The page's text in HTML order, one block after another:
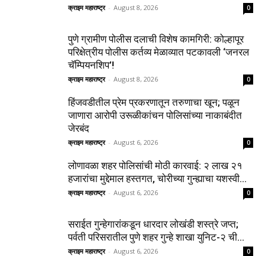
क्राइम महाराष्ट्र - August 8, 2026 0
पुणे ग्रामीण पोलीस दलाची विशेष कामगिरी: कोल्हापूर
परिक्षेत्रीय पोलीस कर्तव्य मेळाव्यात पटकावली ‘जनरल
चॅम्पियनशिप’!
क्राइम महाराष्ट्र - August 8, 2026 0
हिंजवडीतील प्रेम प्रकरणातून तरुणाचा खून; पळून
जाणारा आरोपी उरूळीकांचन पोलिसांच्या नाकाबंदीत
जेरबंद
क्राइम महाराष्ट्र - August 6, 2026 0
लोणावळा शहर पोलिसांची मोठी कारवाई: २ लाख २१
हजारांचा मुद्देमाल हस्तगत, चोरीच्या गुन्ह्याचा यशस्वी...
क्राइम महाराष्ट्र - August 6, 2026 0
सराईत गुन्हेगारांकडून धारदार लोखंडी शस्त्रे जप्त;
पर्वती परिसरातील पुणे शहर गुन्हे शाखा युनिट-२ ची...
क्राइम महाराष्ट्र - August 6, 2026 0